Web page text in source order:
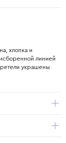
хлопка и
линией
украшены